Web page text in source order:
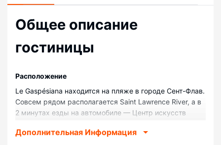
Общее описание
гостиницы
Pасположение
Le Gaspésiana находится на пляже в городе Сент-Флав.
Совсем рядом располагается Saint Lawrence River, а в
2 минутах езды на автомобиле — Центр искусств
прекрасным расположением: Старая мельница
Дополнительная Информация